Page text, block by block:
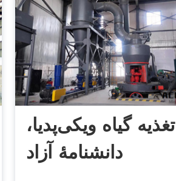
تغذیه گیاه ویکی‌پدیا،
دانشنامهٔ آزاد